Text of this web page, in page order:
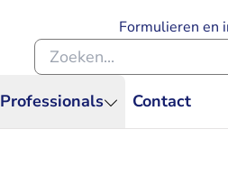
Professionals Contact
Formulieren en
Zoeken binnen de Rechtspraak